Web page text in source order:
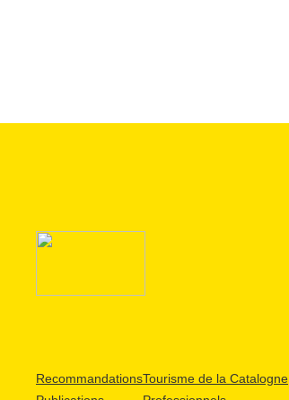
RecommandationsTourisme de la Catalogne